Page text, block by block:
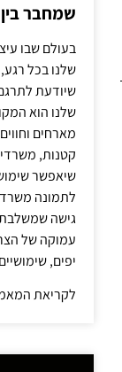
שמחבר בין
בעולם שבו
שלנו בכל
שיודעת
שלנו הוא
מארחים
קטנות,
שיאפשר
לתמונה
גישה שמשלבת
עמוקה של
יפים,
לקריאת